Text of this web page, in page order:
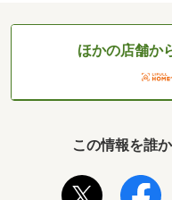
ほかの店舗か
この情報を誰